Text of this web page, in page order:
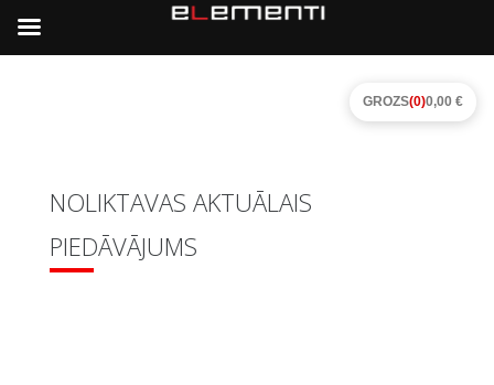
NOLIKTAVAS AKTUĀLAIS
PIEDĀVĀJUMS
GROZS(0)0,00 €